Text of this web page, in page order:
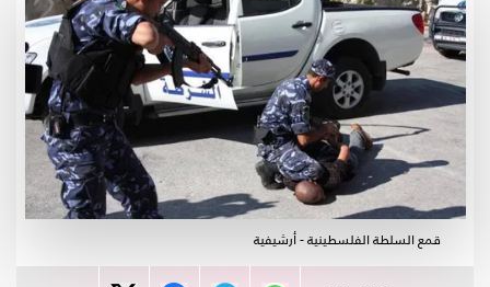
قمع السلطة الفلسطينية - أرشيفية